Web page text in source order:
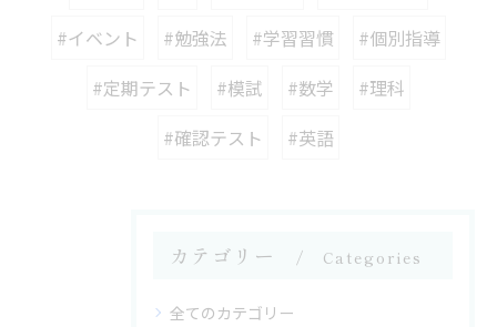
#イベント
#勉強法 #学習習慣
#個別指導
#定期テスト
#模試 #数学
#理科
#確認テスト
#英語
カテゴリー Categories
全てのカテゴリー